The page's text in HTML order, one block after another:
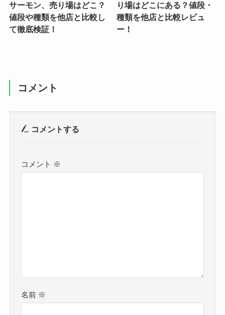
サーモン、売り場はどこ？
値段や種類を他店と比較し
て徹底検証！
り場はどこにある？値段・
種類を他店と比較レビュ
ー！
コメント
コメントする
コメント ※
名前 ※